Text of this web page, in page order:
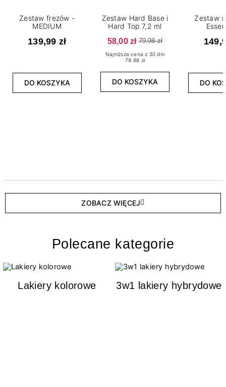
Zestaw frezów -
MEDIUM
139,99 zł
DO KOSZYKA
Zestaw Hard Base i
Hard Top 7,2 ml
58,00 zł 79,98 zł
Najniższa cena z 30 dni
79.98 zł
DO KOSZYKA
Zestaw
DO
ZOBACZ WIĘCEJ
Polecane kategorie
Lakiery kolorowe 3w1 lakiery hybrydowe